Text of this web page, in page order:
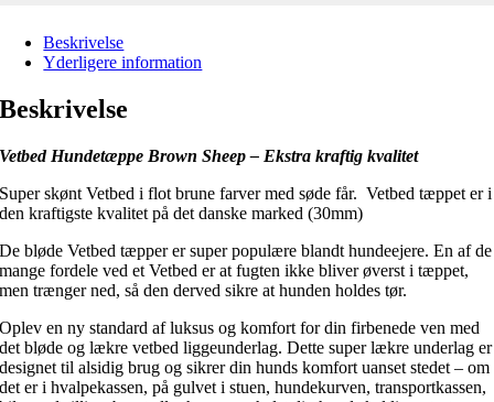
Beskrivelse
Yderligere information
Beskrivelse
Vetbed Hundetæppe Brown Sheep – Ekstra kraftig kvalitet
Super skønt Vetbed i flot brune farver med søde får. Vetbed tæppet er i
den kraftigste kvalitet på det danske marked (30mm)
De bløde Vetbed tæpper er super populære blandt hundeejere. En af de
mange fordele ved et Vetbed er at fugten ikke bliver øverst i tæppet,
men trænger ned, så den derved sikre at hunden holdes tør.
Oplev en ny standard af luksus og komfort for din firbenede ven med
det bløde og lækre vetbed liggeunderlag. Dette super lækre underlag er
designet til alsidig brug og sikrer din hunds komfort uanset stedet – om
det er i hvalpekassen, på gulvet i stuen, hundekurven, transportkassen,